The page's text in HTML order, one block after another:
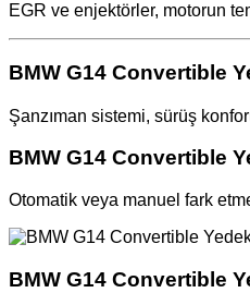
EGR ve enjektörler, motorun
BMW G14 Convertible
Şanzıman sistemi, sürüş
BMW G14 Convertible
Otomatik veya manuel fark
BMW G14 Convertible